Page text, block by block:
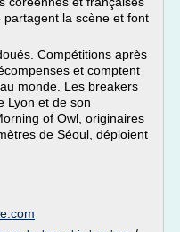
la scène et font
Compétitions après
et comptent
monde. Les breakers
Lyon et de son
of Owl, originaires
de Séoul, déploient